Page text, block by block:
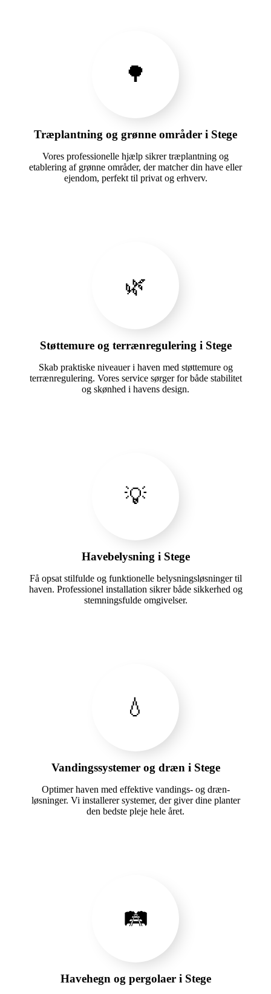
🌳
Træplantning og grønne områder i Stege
Vores professionelle hjælp sikrer træplantning og
etablering af grønne områder, der matcher din have eller
ejendom, perfekt til privat og erhverv.
🌿
Støttemure og terrænregulering i Stege
Skab praktiske niveauer i haven med støttemure og
terrænregulering. Vores service sørger for både stabilitet
og skønhed i havens design.
💡
Havebelysning i Stege
Få opsat stilfulde og funktionelle belysningsløsninger til
haven. Professionel installation sikrer både sikkerhed og
stemningsfulde omgivelser.
💧
Vandingssystemer og dræn i Stege
Optimer haven med effektive vandings- og dræn-
løsninger. Vi installerer systemer, der giver dine planter
den bedste pleje hele året.
🛤️
Havehegn og pergolaer i Stege